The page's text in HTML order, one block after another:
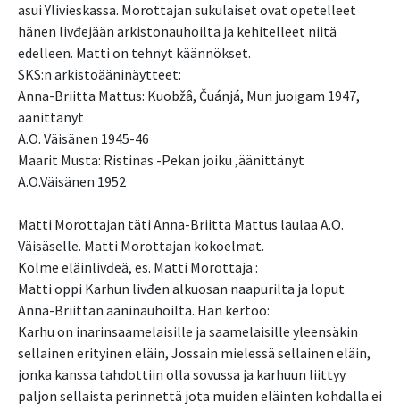
asui Ylivieskassa. Morottajan sukulaiset ovat opetelleet
hänen livđejään arkistonauhoilta ja kehitelleet niitä
edelleen. Matti on tehnyt käännökset.
SKS:n arkistoääninäytteet:
Anna-Briitta Mattus: Kuobžâ, Čuánjá, Mun juoigam 1947,
äänittänyt
A.O. Väisänen 1945-46
Maarit Musta: Ristinas -Pekan joiku ,äänittänyt
A.O.Väisänen 1952
Matti Morottajan täti Anna-Briitta Mattus laulaa A.O.
Väisäselle. Matti Morottajan kokoelmat.
Kolme eläinlivđeä, es. Matti Morottaja :
Matti oppi Karhun livđen alkuosan naapurilta ja loput
Anna-Briittan ääninauhoilta. Hän kertoo:
Karhu on inarinsaamelaisille ja saamelaisille yleensäkin
sellainen erityinen eläin, Jossain mielessä sellainen eläin,
jonka kanssa tahdottiin olla sovussa ja karhuun liittyy
paljon sellaista perinnettä jota muiden eläinten kohdalla ei